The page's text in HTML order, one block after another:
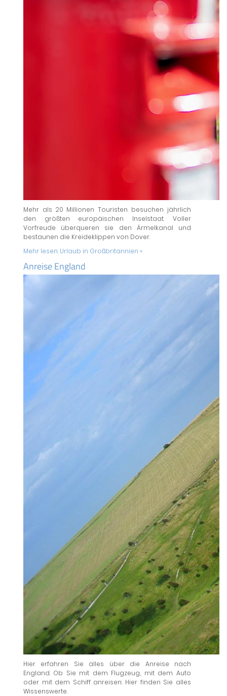
Mehr als 20 Millionen Touristen besuchen jährlich
den größten europäischen Inselstaat. Voller
Vorfreude überqueren sie den Ärmelkanal und
bestaunen die Kreideklippen von Dover.
Mehr lesen: Urlaub in Großbritannien »
Anreise England
Hier erfahren Sie alles über die Anreise nach
England. Ob Sie mit dem Flugzeug, mit dem Auto
oder mit dem Schiff anreisen: Hier finden Sie alles
Wissenswerte.